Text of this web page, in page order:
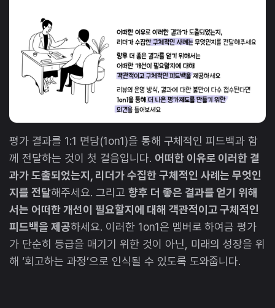
평가 결과를 1:1 면담(1on1)을 통해 구체적인 피드백과 함
께 전달하는 것이 첫 걸음입니다. 어떠한 이유로 이러한 결
과가 도출되었는지, 리더가 수집한 구체적인 사례는 무엇인
지를 전달해주세요. 그리고 향후 더 좋은 결과를 얻기 위해
서는 어떠한 개선이 필요할지에 대해 객관적이고 구체적인
피드백을 제공하세요. 이러한 1on1은 멤버로 하여금 평가
가 단순히 등급을 매기기 위한 것이 아닌, 미래의 성장을 위
해 ‘회고하는 과정’으로 인식될 수 있도록 도와줍니다.